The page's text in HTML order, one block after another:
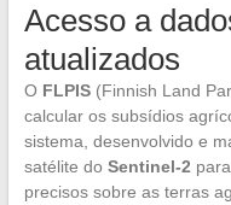
Acesso a
atualizados
O FLPIS(Finnish Land
calcular os subsídios
sistema, desenvolvido e
satélite do Sentinel-2
precisos sobre as terras